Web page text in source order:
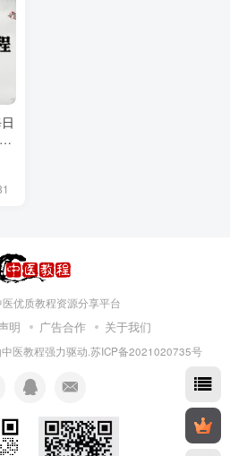
优质教程资源分享平台
明 广告合作 关于我们
中医教程强力驱动.苏ICP备2021020735号